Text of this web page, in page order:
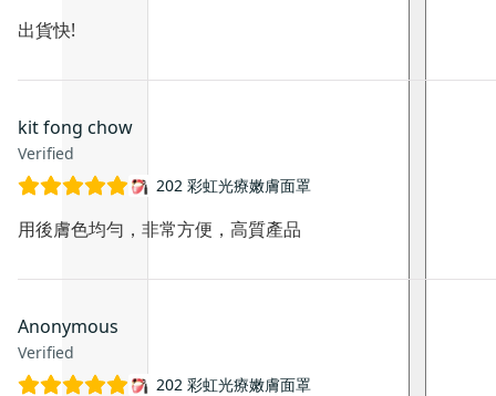
出貨快!
kit fong chow
Verified
202 彩虹光療嫩膚面罩
用後膚色均勻，非常方便，高質產品
Anonymous
Verified
202 彩虹光療嫩膚面罩